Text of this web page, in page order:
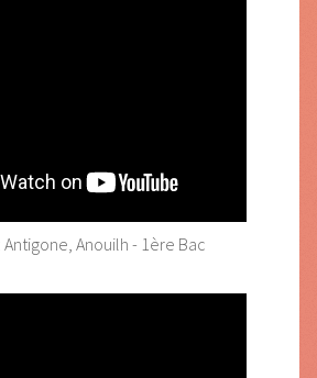
Antigone, Anouilh - 1ère Bac